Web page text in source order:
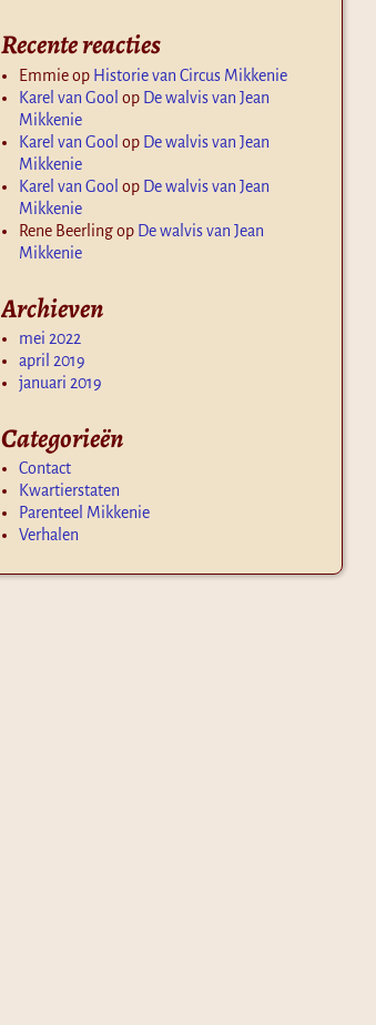
Recente reacties
Emmieop Historie van Circus Mikkenie
Karel van Gool op De walvis van Jean
Mikkenie
Karel van Gool op De walvis van Jean
Mikkenie
Karel van Gool op De walvis van Jean
Mikkenie
Rene Beerlingop De walvis van Jean
Mikkenie
Archieven
mei 2022
april 2019
januari 2019
Categorieën
Contact
Kwartierstaten
Parenteel Mikkenie
Verhalen